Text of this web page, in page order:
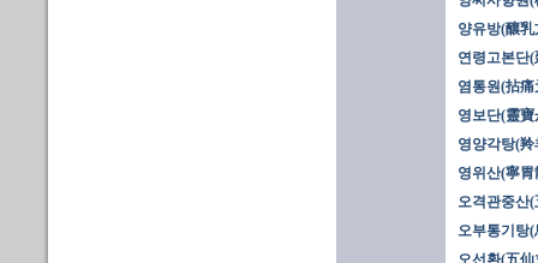
양유방(釀
연령고본단
염통원(拈痛
영보단(靈寶
영양각탕(
영위산(寧胃
오격관중산
오부통기탕
오선환(五仙